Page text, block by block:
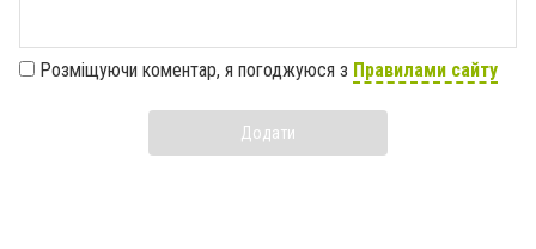
Розміщуючи коментар, я погоджуюся з Правилами сайту
Додати